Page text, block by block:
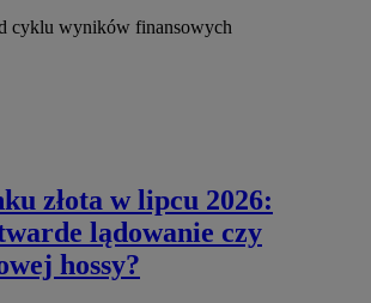
cyklu wyników finansowych
złota w lipcu 2026:
lądowanie czy
hossy?